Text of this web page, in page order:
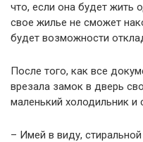
что, если она будет жить
свое жилье не сможет
будет возможности
После того, как все
врезала замок в дверь
маленький холодильник и
– Имей в виду,